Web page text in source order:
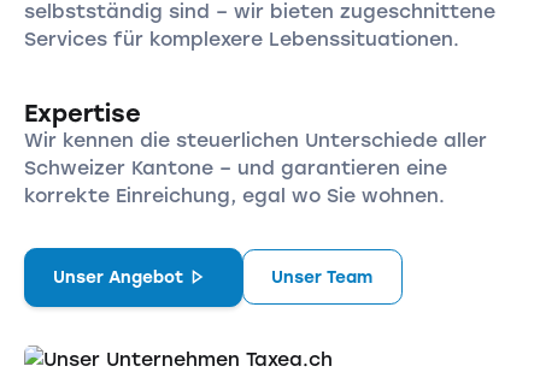
selbstständig sind – wir bieten zugeschnittene
Services für komplexere Lebenssituationen.
Expertise
Wir kennen die steuerlichen Unterschiede aller
Schweizer Kantone – und garantieren eine
korrekte Einreichung, egal wo Sie wohnen.
Unser Angebot Unser Team